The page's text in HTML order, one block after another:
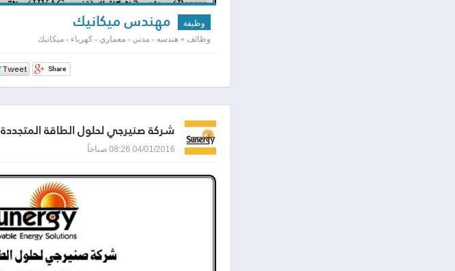
وظيفة مهندس ميكانيك
وظائف » هندسه - مدني - معماري - كهرباء - ميكانيك
شركة صنيرجي لحلول الطاقة المتجددة
04/01/2016 08:26 صباحاً